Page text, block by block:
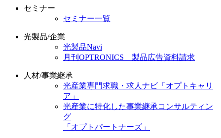
セミナー
セミナー一覧
光製品/企業
光製品Navi
月刊OPTRONICS 製品広告資料請求
人材/事業継承
光産業専門求職・求人ナビ「オプトキャリ
ア」
光産業に特化した事業継承コンサルティン
グ
「オプトパートナーズ」